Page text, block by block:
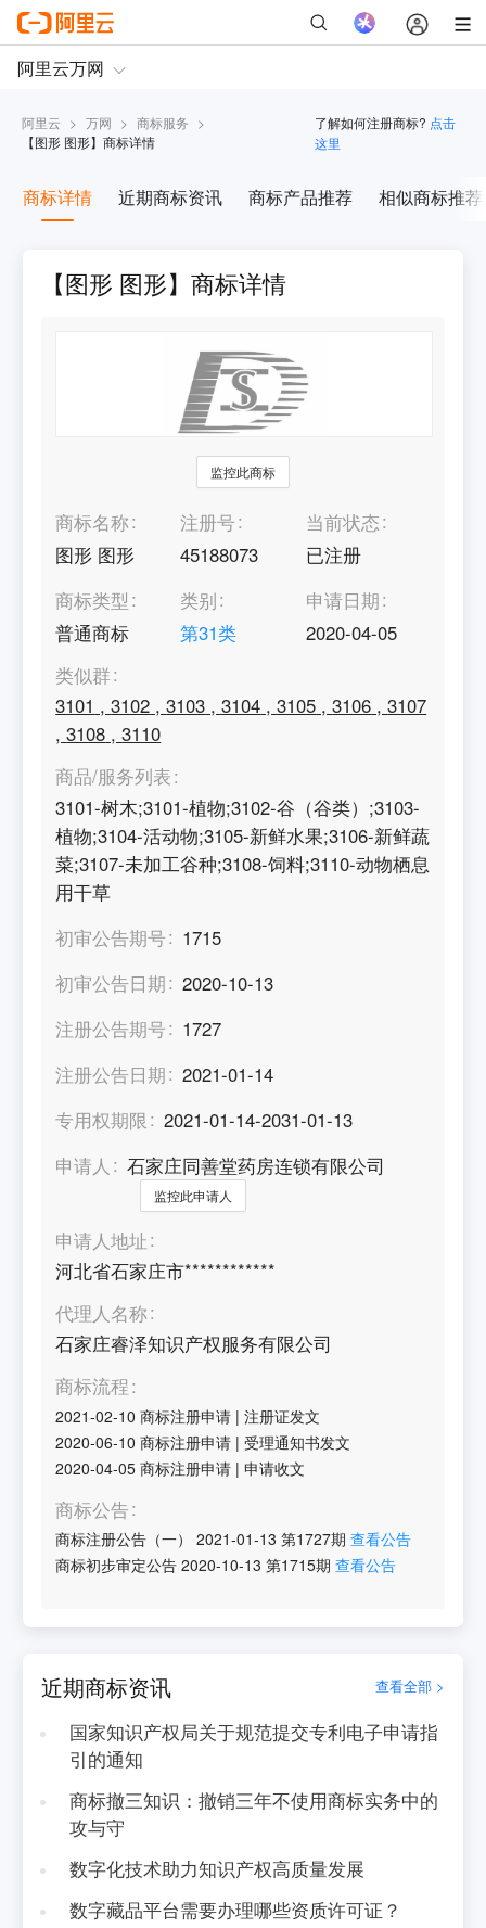
阿里云 > 万网 > 商标服务 >
【图形 图形】商标详情
了解如何注册商标? 点击
这里
商标详情 近期商标资讯 商标产品推荐 相似商标推荐
【图形 图形】商标详情
监控此商标
商标名称
图形 图形
注册号
45188073
当前状态
已注册
商标类型
普通商标
类别
第31类
申请日期
2020-04-05
类似群
3101 ,3102 ,3103 ,3104 ,3105 ,3106 ,3107
,3108 ,3110
商品/服务列表
3101-树木;3101-植物;3102-谷（谷类）;3103-
植物;3104-活动物;3105-新鲜水果;3106-新鲜蔬
菜;3107-未加工谷种;3108-饲料;3110-动物栖息
用干草
初审公告期号
1715
初审公告日期
2020-10-13
注册公告期号
1727
注册公告日期
2021-01-14
专用权期限
2021-01-14-2031-01-13
申请人
石家庄同善堂药房连锁有限公司
监控此申请人
申请人地址
河北省石家庄市************
代理人名称
石家庄睿泽知识产权服务有限公司
商标流程
2021-02-10 商标注册申请 |注册证发文
2020-06-10 商标注册申请 |受理通知书发文
2020-04-05 商标注册申请 |申请收文
商标公告
商标注册公告（一） 2021-01-13 第1727期 查看公告
商标初步审定公告 2020-10-13 第1715期 查看公告
近期商标资讯 查看全部 >
国家知识产权局关于规范提交专利电子申请指
引的通知
商标撤三知识：撤销三年不使用商标实务中的
攻与守
数字化技术助力知识产权高质量发展
数字藏品平台需要办理哪些资质许可证？